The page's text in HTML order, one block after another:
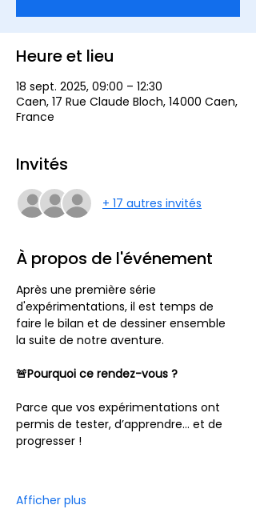
Heure et lieu
18 sept. 2025, 09:00 – 12:30
Caen, 17 Rue Claude Bloch, 14000 Caen,
France
Invités
+ 17 autres invités
À propos de l'événement
Après une première série
d'expérimentations, il est temps de
faire le bilan et de dessiner ensemble
la suite de notre aventure.
🚨Pourquoi ce rendez-vous ?
Parce que vos expérimentations ont
permis de tester, d’apprendre… et de
progresser !
Afficher plus